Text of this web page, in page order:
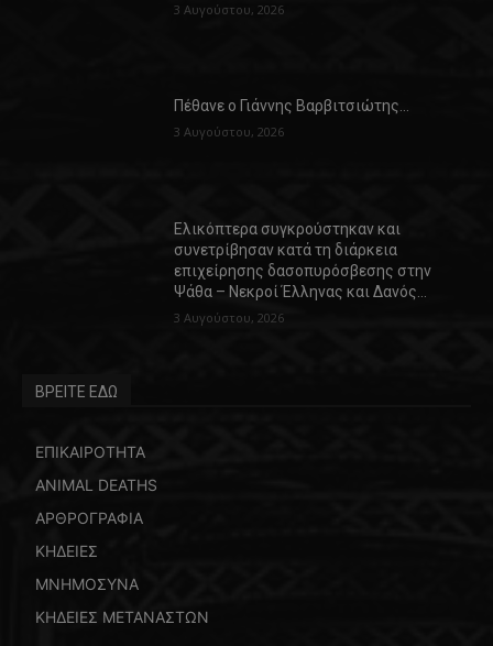
3 Αυγούστου, 2026
Πέθανε ο Γιάννης Βαρβιτσιώτης…
3 Αυγούστου, 2026
Ελικόπτερα συγκρούστηκαν και
συνετρίβησαν κατά τη διάρκεια
επιχείρησης δασοπυρόσβεσης στην
Ψάθα – Νεκροί Έλληνας και Δανός…
3 Αυγούστου, 2026
ΒΡΕΙΤΕ ΕΔΩ
ΕΠΙΚΑΙΡΟΤΗΤΑ
ANIMAL DEATHS
ΑΡΘΡΟΓΡΑΦΙΑ
ΚΗΔΕΙΕΣ
ΜΝΗΜΟΣΥΝΑ
ΚΗΔΕΙΕΣ ΜΕΤΑΝΑΣΤΩΝ